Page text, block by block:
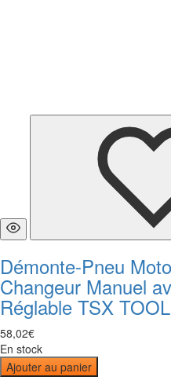
Démonte-Pneu
Changeur Manuel
Réglable TSX TOOL
58,02€
En stock
Ajouter au panier